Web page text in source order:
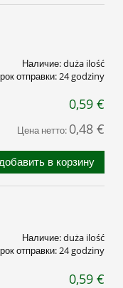
Наличие:duża ilość
отправки:24 godziny
0,59 €
Цена нетто: 0,48 €
добавить в корзину
Наличие:duża ilość
отправки:24 godziny
0,59 €